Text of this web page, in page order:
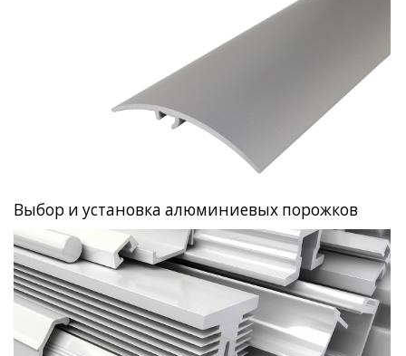
Выбор и установка алюминиевых порожков